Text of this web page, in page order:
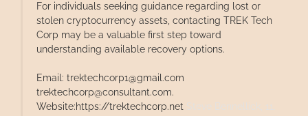
For individuals seeking guidance regarding lost or
stolen cryptocurrency assets, contacting TREK Tech
Corp may be a valuable first step toward
understanding available recovery options.
Email: trektechcorp1@gmail.com
trektechcorp@consultant.com.
Website:https://trektechcorp.net